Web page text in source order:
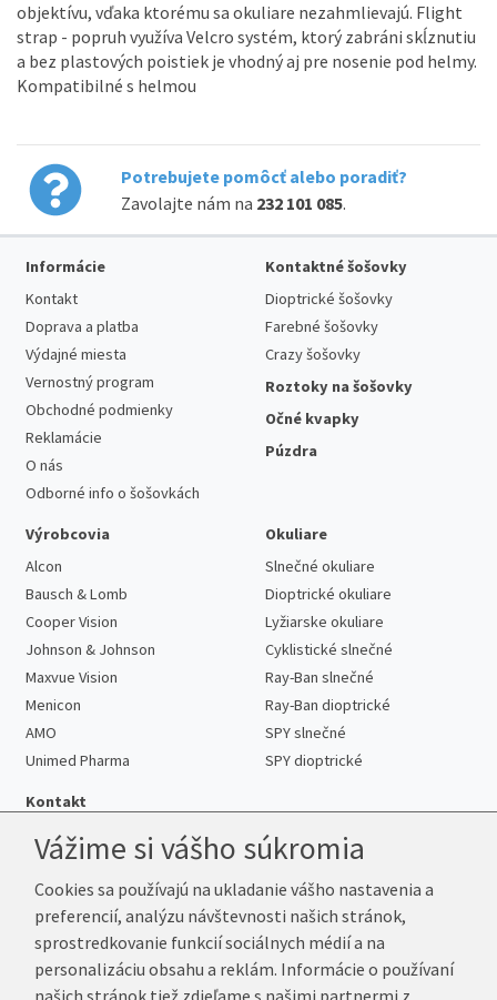
objektívu, vďaka ktorému sa okuliare nezahmlievajú. Flight
strap - popruh využíva Velcro systém, ktorý zabráni skĺznutiu
a bez plastových poistiek je vhodný aj pre nosenie pod helmy.
Kompatibilné s helmou
Potrebujete pomôcť alebo poradiť?
Zavolajte nám na 232 101 085.
Informácie
Kontakt
Doprava a platba
Výdajné miesta
Vernostný program
Obchodné podmienky
Reklamácie
O nás
Odborné info o šošovkách
Kontaktné šošovky
Dioptrické šošovky
Farebné šošovky
Crazy šošovky
Roztoky na šošovky
Očné kvapky
Púzdra
Výrobcovia
Alcon
Bausch & Lomb
Cooper Vision
Johnson & Johnson
Maxvue Vision
Menicon
AMO
Unimed Pharma
Okuliare
Slnečné okuliare
Dioptrické okuliare
Lyžiarske okuliare
Cyklistické slnečné
Ray-Ban slnečné
Ray-Ban dioptrické
SPY slnečné
SPY dioptrické
Kontakt
Telefón:+421 222 205 863
E-mail:info@kup-sosovky.sk
Reklamačná adresa
Andrea Votavová
Vážime si vášho súkromia
Cookies sa používajú na ukladanie vášho nastavenia a
preferencií, analýzu návštevnosti našich stránok,
sprostredkovanie funkcií sociálnych médií a na
personalizáciu obsahu a reklám. Informácie o používaní
našich stránok tiež zdieľame s našimi partnermi z